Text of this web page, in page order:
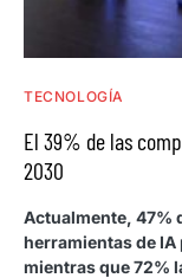
TECNOLOGÍA
El 39% de las
2030
Actualmente, 47%
herramientas de
mientras que 72%